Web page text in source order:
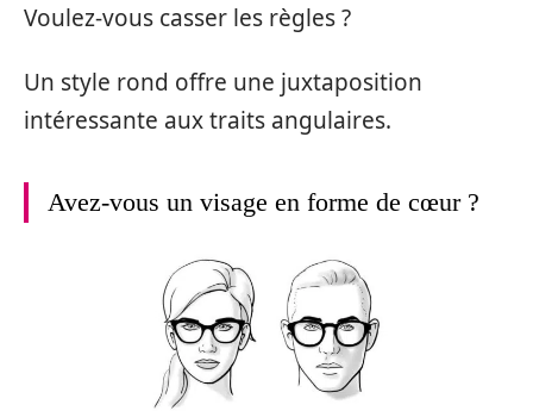
Voulez-vous casser les règles ?
Un style rond offre une juxtaposition
intéressante aux traits angulaires.
Avez-vous un visage en forme de cœur ?